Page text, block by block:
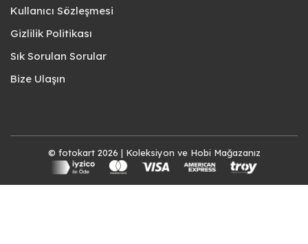
Kullanıcı Sözleşmesi
Gizlilik Politikası
Sık Sorulan Sorular
Bize Ulaşın
© fotokart 2026 | Koleksiyon ve Hobi Mağazanız